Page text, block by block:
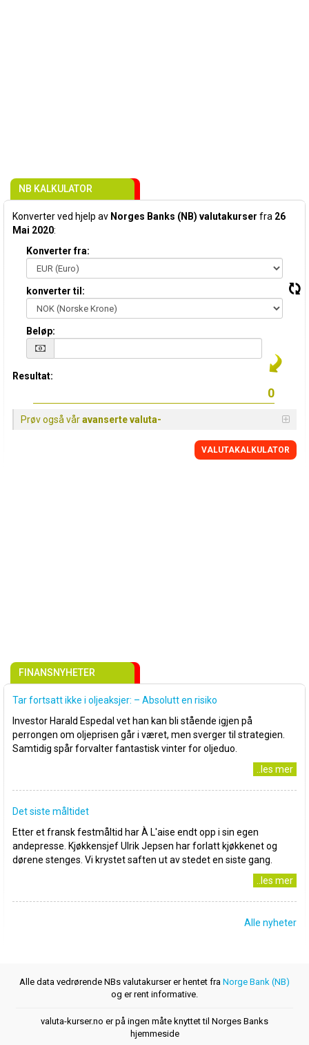
NB KALKULATOR
Konverter ved hjelp av Norges Banks (NB) valutakurser fra 26
Mai 2020:
Konverter fra:
konverter til:
Beløp:
Resultat:
Prøv også våravanserte valuta-
VALUTAKALKULATOR
FINANSNYHETER
Tar fortsatt ikke i oljeaksjer: – Absolutt en risiko
Investor Harald Espedal vet han kan bli stående igjen på
perrongen om oljeprisen går i været, men sverger til strategien.
Samtidig spår forvalter fantastisk vinter for oljeduo.
..les mer
Det siste måltidet
Etter et fransk festmåltid har À L'aise endt opp i sin egen
andepresse. Kjøkkensjef Ulrik Jepsen har forlatt kjøkkenet og
dørene stenges. Vi krystet saften ut av stedet en siste gang.
..les mer
Alle nyheter
Alle data vedrørende NBs valutakurser er hentet fra Norge Bank (NB)
og er rent informative.
valuta-kurser.no er på ingen måte knyttet til Norges Banks
hjemmeside